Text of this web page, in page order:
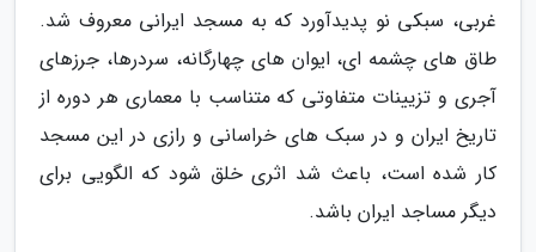
غربی، سبکی نو پدیدآورد که به مسجد ایرانی معروف شد.
طاق های چشمه ای، ایوان های چهارگانه، سردرها، جرزهای
آجری و تزیینات متفاوتی که متناسب با معماری هر دوره از
تاریخ ایران و در سبک های خراسانی و رازی در این مسجد
کار شده است، باعث شد اثری خلق شود که الگویی برای
دیگر مساجد ایران باشد.